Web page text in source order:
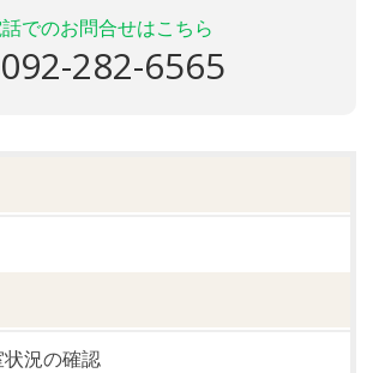
でのお問合せはこちら
092-282-6565
況の確認